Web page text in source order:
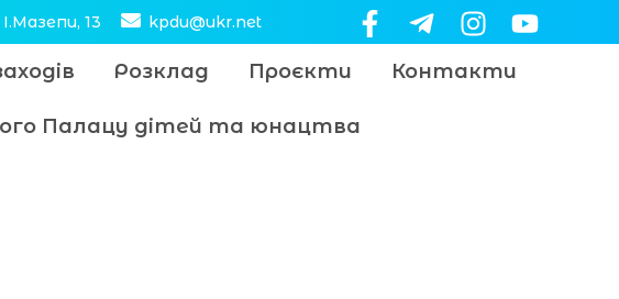
13 kpdu@ukr.net
Розклад Проєкти Контакти
Палацу дітей та юнацтва